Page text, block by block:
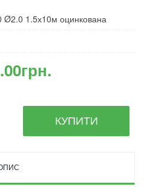
Ø2.0 1.5х10м оцинкована
КУПИТИ